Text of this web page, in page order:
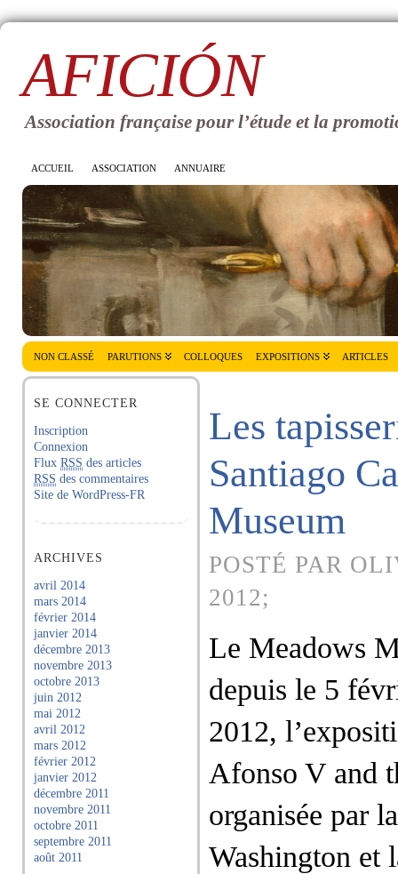
AFICIÓN
Association française pour l’étude et la
ACCUEIL ASSOCIATION ANNUAIRE
NON CLASSÉ PARUTIONS COLLOQUES EXPOSITIONS ARTICLES
SE CONNECTER
Inscription
Connexion
Flux RSS des articles
RSS des commentaires
Site de WordPress-FR
ARCHIVES
avril 2014
mars 2014
février 2014
janvier 2014
décembre 2013
novembre 2013
octobre 2013
juin 2012
mai 2012
avril 2012
mars 2012
février 2012
janvier 2012
décembre 2011
novembre 2011
octobre 2011
septembre 2011
août 2011
Les
Santiago
Museum
POSTÉ PAR
2012;
Le Meadows
depuis le 5
2012,
Afonso V and
organisée par
Washington et